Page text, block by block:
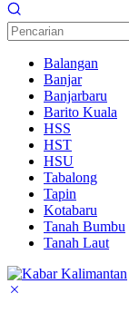
Balangan
Banjar
Banjarbaru
Barito Kuala
HSS
HST
HSU
Tabalong
Tapin
Kotabaru
Tanah Bumbu
Tanah Laut